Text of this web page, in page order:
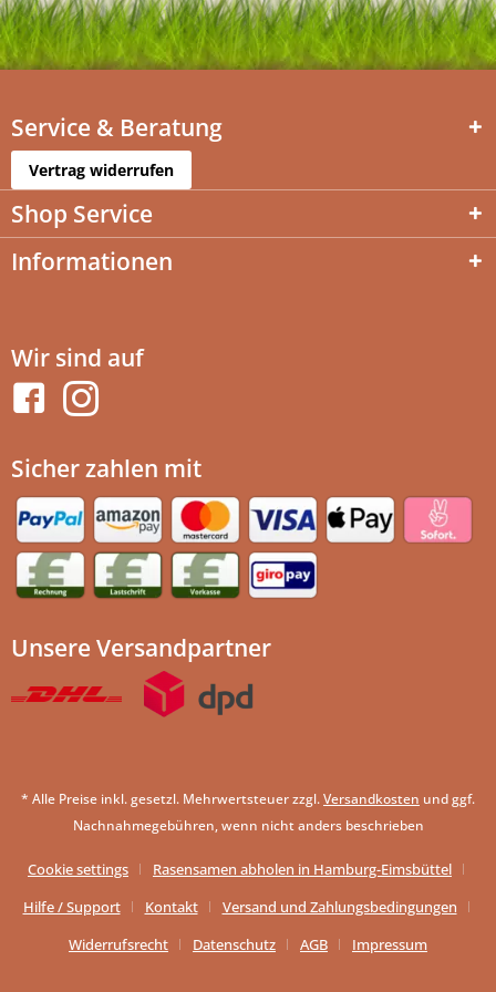
Service & Beratung
Vertrag widerrufen
Shop Service
Informationen
Wir sind auf
Sicher zahlen mit
Unsere Versandpartner
* Alle Preise inkl. gesetzl. Mehrwertsteuer zzgl.Versandkosten und ggf.
Nachnahmegebühren, wenn nicht anders beschrieben
Cookie settings
Rasensamen abholen in Hamburg-Eimsbüttel
Hilfe / Support
Kontakt
Versand und Zahlungsbedingungen
Widerrufsrecht
Datenschutz AGB Impressum